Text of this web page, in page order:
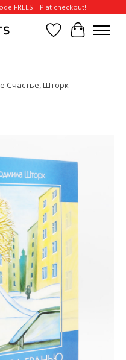
FREESHIP at checkout!
Отложенные
Корзина
Счастье, Шторк